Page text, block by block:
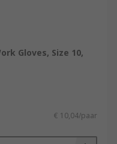
Gloves, Size 10,
€ 10,04/paar